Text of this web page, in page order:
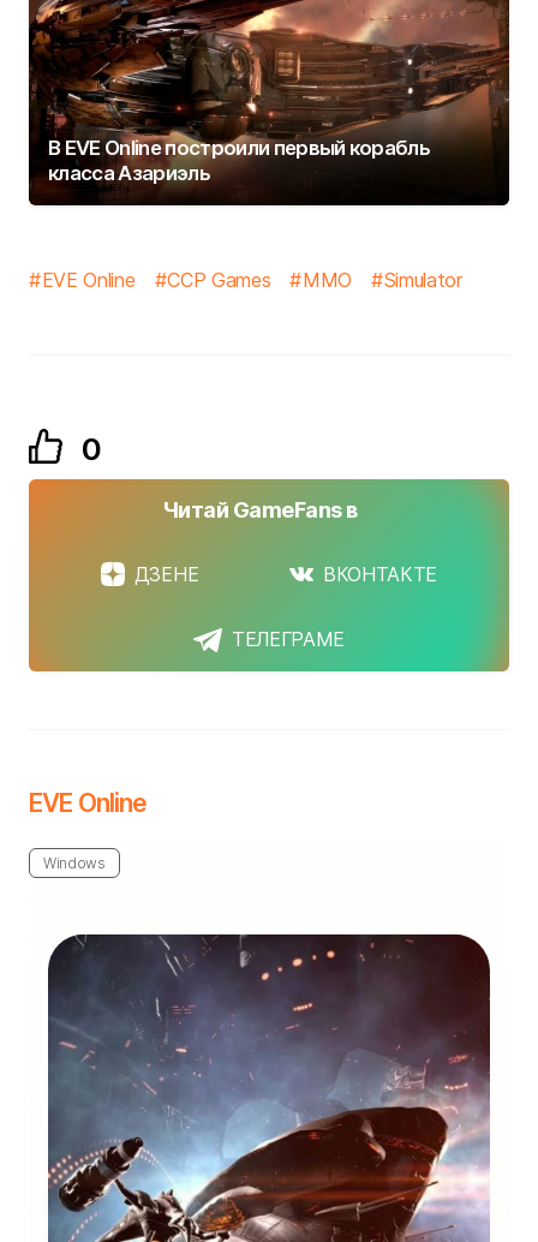
В EVE Online построили первый корабль
класса Азариэль
EVE Online CCP Games MMO Simulator
0
Читай GameFans в
ДЗЕНЕ ВКОНТАКТЕ
ТЕЛЕГРАМЕ
EVE Online
Windows